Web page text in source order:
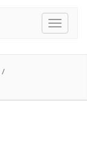
Toggle
/